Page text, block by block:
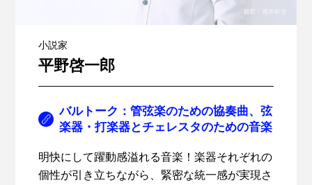
小説家
平野啓一郎
バルトーク：管弦楽のための協奏曲、弦
楽器・打楽器とチェレスタのための音楽
明快にして躍動感溢れる音楽！楽器それぞれの
個性が引き立ちながら、緊密な統一感が実現さ